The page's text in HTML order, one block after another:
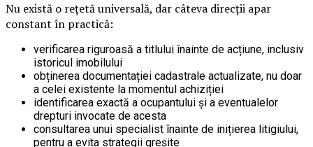
Nu există o rețetă universală, dar câteva direcții apar
constant în practică:
verificarea riguroasă a titlului înainte de acțiune, inclusiv
istoricul imobilului
obținerea documentației cadastrale actualizate, nu doar
a celei existente la momentul achiziției
identificarea exactă a ocupantului și a eventualelor
drepturi invocate de acesta
consultarea unui specialist înainte de inițierea litigiului,
pentru a evita strategii greșite